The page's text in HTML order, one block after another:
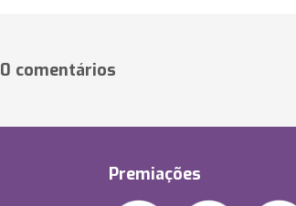
0 comentários
Premiações